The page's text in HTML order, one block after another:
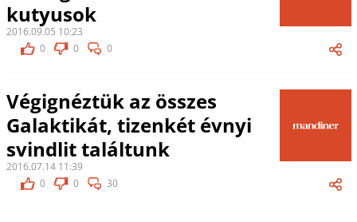
kutyusok
2016.09.05 10:23
0
0 0
Végignéztük az összes
Galaktikát, tizenkét évnyi
svindlit találtunk
2016.07.14 11:39
0
0 30